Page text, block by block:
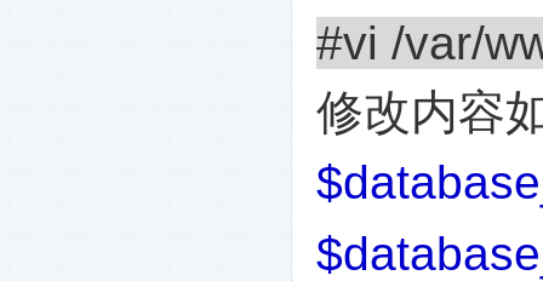
#vi /var/
修改内容